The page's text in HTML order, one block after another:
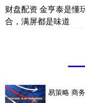
财盘配资 金亨泰是懂
合，满屏都是味道
易策略 商